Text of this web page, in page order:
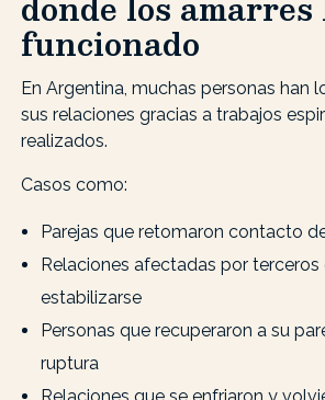
funcionado
En Argentina, muchas personas han
sus relaciones gracias a trabajos
realizados.
Casos como:
Parejas que retomaron contacto
Relaciones afectadas por terceros
estabilizarse
Personas que recuperaron a su
ruptura